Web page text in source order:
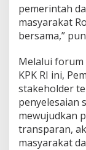
pemerintah
masyarakat
bersama,”
Melalui forum
KPK RI ini,
stakeholder
penyelesaian
mewujudkan
transparan,
masyarakat